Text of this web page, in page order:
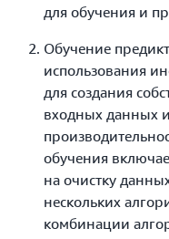
для обучения и
Обучение
использования
для создания
входных данных
обучения
на очистку
нескольких
комбинации